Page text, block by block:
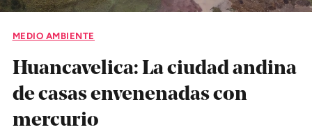
Nosotros
Comprueba
Climatopedia
MEDIO AMBIENTE
Huancavelica: La ciudad andina
de casas envenenadas con
mercurio